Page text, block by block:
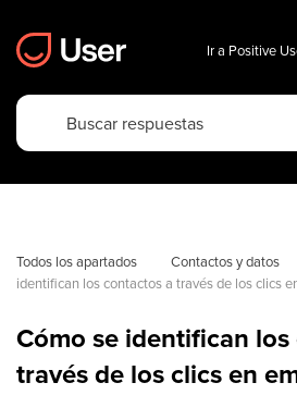
Ir a Positive
Todos los apartados Contactos y datos
identifican los contactos a través de los clics
Cómo se identifican
través de los clics en